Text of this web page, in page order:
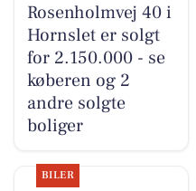
Rosenholmvej 40 i
Hornslet er solgt
for 2.150.000 - se
køberen og 2
andre solgte
boliger
BILER